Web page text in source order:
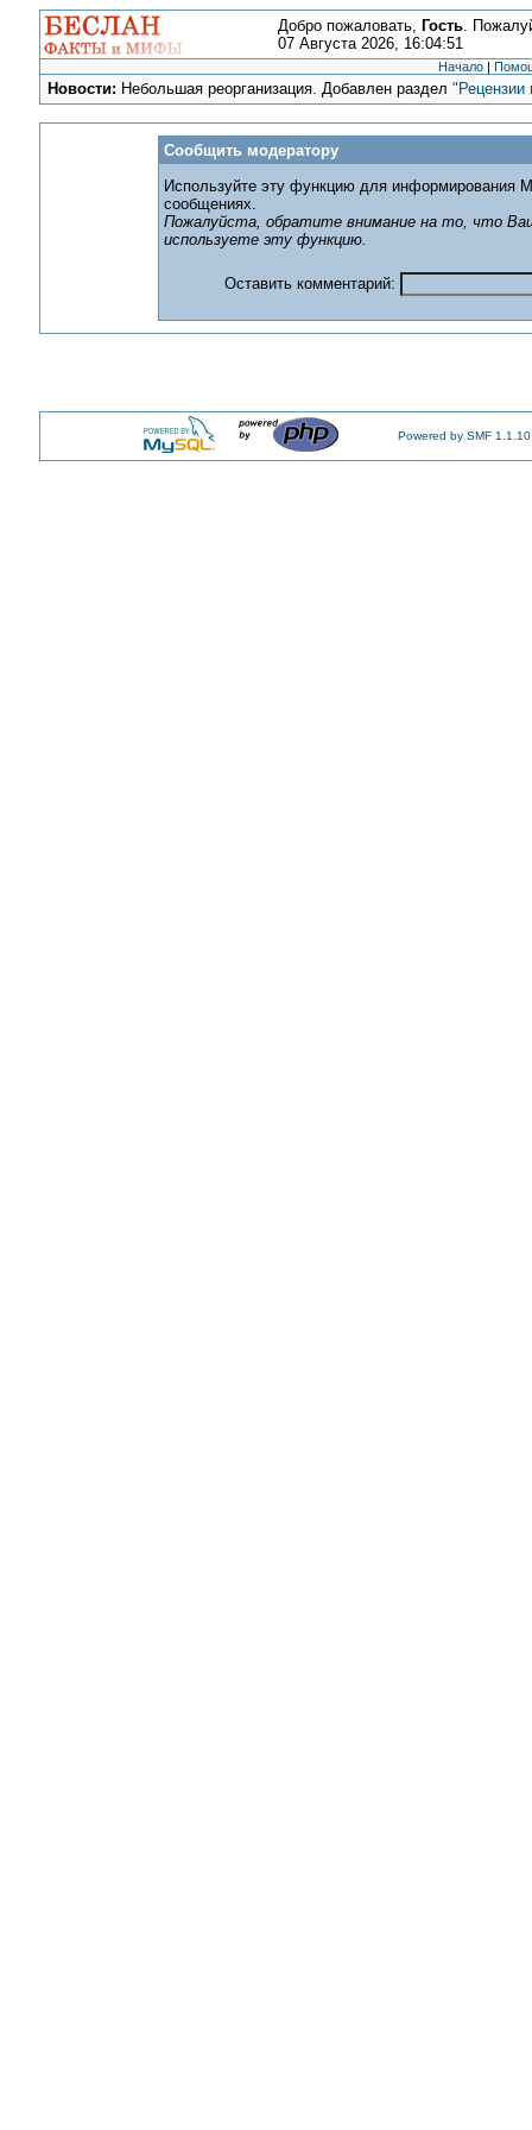
Добро пожаловать, Гость.
07 Августа 2026, 16:04:51
Начало |
Новости: Небольшая реорганизация. Добавлен раздел"Рецензии
Сообщить модератору
Используйте эту функцию для информирования
сообщениях.
Пожалуйста, обратите внимание на то, что
используете эту функцию.
Оставить комментарий:
Powered by SMF 1.1.10